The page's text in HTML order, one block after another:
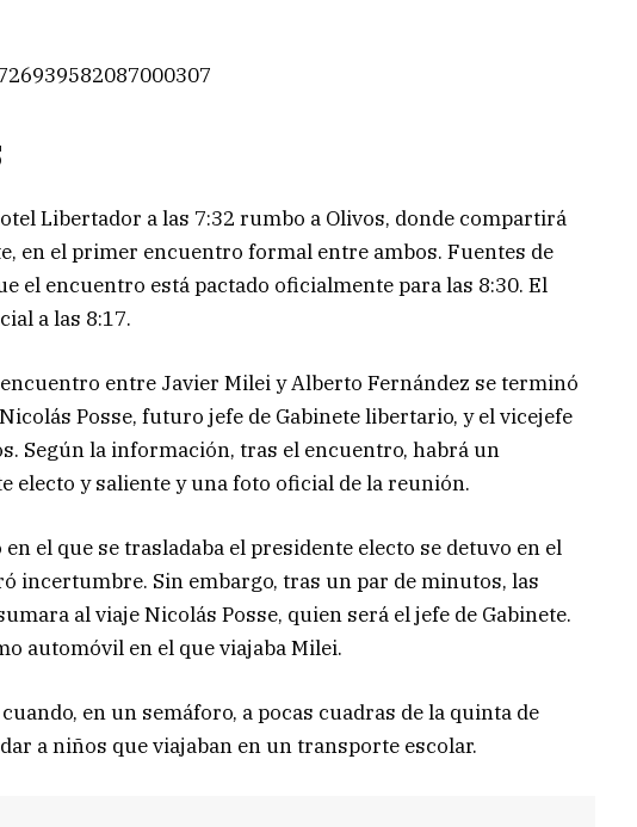
Libertador a las 7:32 rumbo a Olivos, donde compartirá
en el primer encuentro formal entre ambos. Fuentes de
el encuentro está pactado oficialmente para las 8:30. El
a las 8:17.
entre Javier Milei y Alberto Fernández se terminó
Posse, futuro jefe de Gabinete libertario, y el vicejefe
Según la información, tras el encuentro, habrá un
y saliente y una foto oficial de la reunión.
el que se trasladaba el presidente electo se detuvo en el
incertumbre. Sin embargo, tras un par de minutos, las
al viaje Nicolás Posse, quien será el jefe de Gabinete.
automóvil en el que viajaba Milei.
en un semáforo, a pocas cuadras de la quinta de
a niños que viajaban en un transporte escolar.